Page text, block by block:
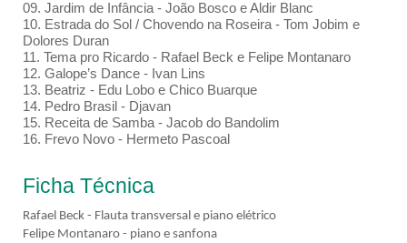
09. Jardim de Infância - João Bosco e Aldir Blanc
10. Estrada do Sol / Chovendo na Roseira - Tom Jobim e
Dolores Duran
11. Tema pro Ricardo - Rafael Beck e Felipe Montanaro
12. Galope’s Dance - Ivan Lins
13. Beatriz - Edu Lobo e Chico Buarque
14. Pedro Brasil - Djavan
15. Receita de Samba - Jacob do Bandolim
16. Frevo Novo - Hermeto Pascoal
Ficha Técnica
Rafael Beck - Flauta transversal e piano elétrico
Felipe Montanaro - piano e sanfona